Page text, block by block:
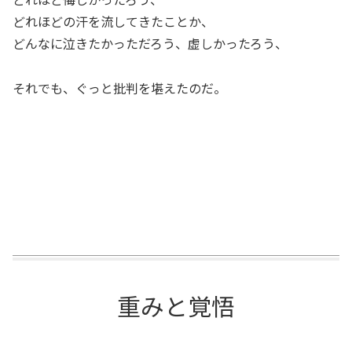
どれほどの汗を流してきたことか、
どんなに泣きたかっただろう、虚しかったろう、
それでも、ぐっと批判を堪えたのだ。
重みと覚悟